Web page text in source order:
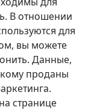
В отношении
для
вы можете
Данные,
проданы
странице